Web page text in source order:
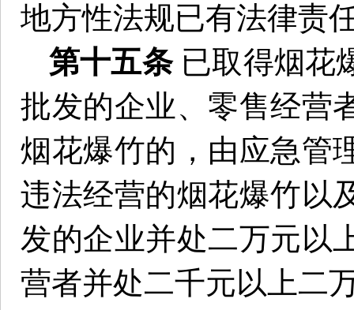
地方性法规已有法律责
第十五条 已取得烟花
批发的企业、零售经营
烟花爆竹的，由应急管
违法经营的烟花爆竹以
发的企业并处二万元以
营者并处二千元以上二